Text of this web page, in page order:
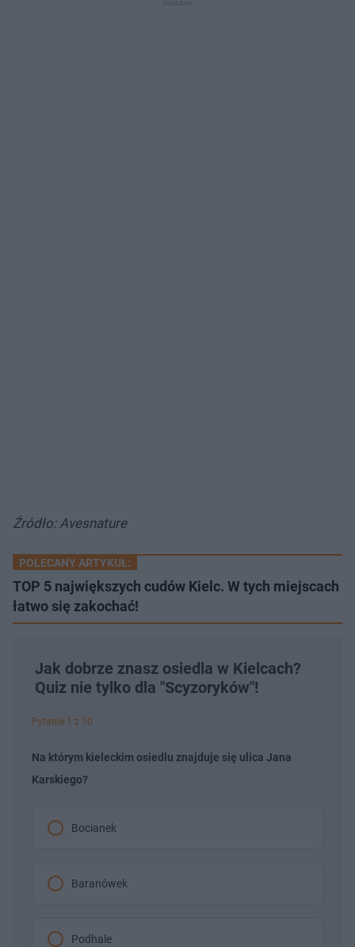
Źródło: Avesnature
POLECANY ARTYKUŁ:
TOP 5 największych cudów Kielc. W tych miejscach
łatwo się zakochać!
Jak dobrze znasz osiedla w Kielcach?
Quiz nie tylko dla "Scyzoryków"!
Pytanie 1 z 10
Na którym kieleckim osiedlu znajduje się ulica Jana
Karskiego?
Bocianek
Baranówek
Podhale